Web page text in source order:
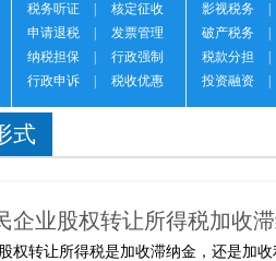
税务听证
核定征收
申请退税
发票管理
纳税担保
行政强制
行政申诉
税收优惠
影视税务
破产税务
税款分担
投资融资
式
企业股权转让所得税加收
权转让所得税是加收滞纳金，还是加